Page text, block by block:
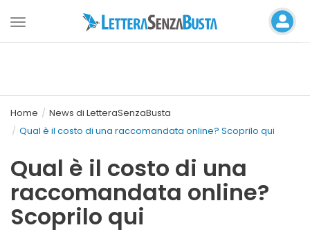
Toggle
Home
News di LetteraSenzaBusta
Qual è il costo di una raccomandata online? Scoprilo qui
Qual è il costo di una
raccomandata online?
Scoprilo qui